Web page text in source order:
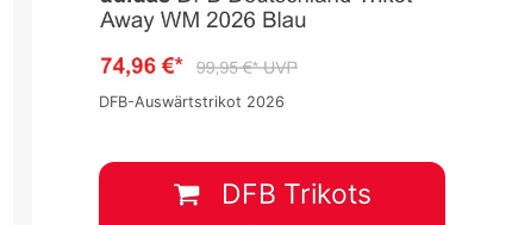
UEFA Nations League 2020/2021 -
Gruppenphase
4:0
17:45
DFB-Auswärtstrikot 2026
DFB Trikots